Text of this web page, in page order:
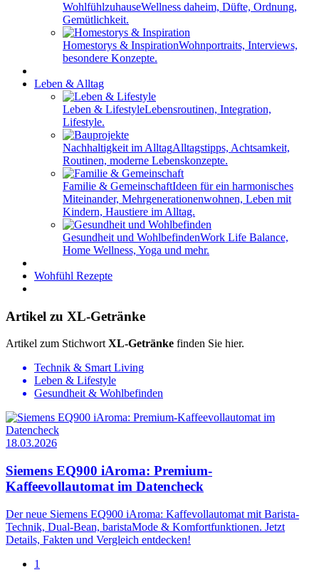
WohlfühlzuhauseWellness daheim, Düfte, Ordnung,
Gemütlichkeit.
Homestorys & InspirationWohnportraits, Interviews,
besondere Konzepte.
Leben & Alltag
Leben & LifestyleLebensroutinen, Integration,
Lifestyle.
Nachhaltigkeit im AlltagAlltagstipps, Achtsamkeit,
Routinen, moderne Lebenskonzepte.
Familie & GemeinschaftIdeen für ein harmonisches
Miteinander, Mehrgenerationenwohnen, Leben mit
Kindern, Haustiere im Alltag.
Gesundheit und WohlbefindenWork Life Balance,
Home Wellness, Yoga und mehr.
Wohfühl Rezepte
Artikel zu XL-Getränke
Artikel zum StichwortXL-Getränke finden Sie hier.
Technik & Smart Living
Leben & Lifestyle
Gesundheit & Wohlbefinden
18.03.2026
Siemens EQ900 iAroma: Premium-
Kaffeevollautomat im Datencheck
Der neue Siemens EQ900 iAroma: Kaffevollautomat mit Barista-
Technik, Dual-Bean, baristaMode & Komfortfunktionen. Jetzt
Details, Fakten und Vergleich entdecken!
1